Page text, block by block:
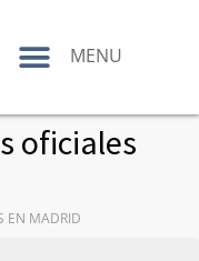
MENU
oficiales
EN MADRID